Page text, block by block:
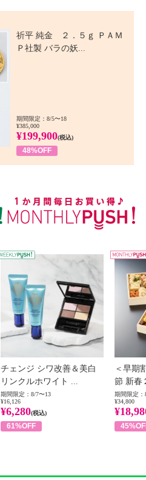
祈平 純金 ２．５ｇ ＰＡＭ
Ｐ社製 バラの妖...
期間限定：8/5〜18
¥385,000
¥199,900(税込)
48%OFF
WEEKLY PUSH
チェンジ シワ改善＆美白
リンクルホワイト ...
期間限定：8/7〜13
¥16,126
¥6,280(税込)
61%OFF
＜早期
節 新春
期間限定：
¥34,800